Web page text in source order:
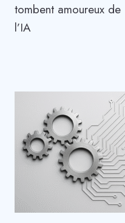
tombent amoureux de
l’IA